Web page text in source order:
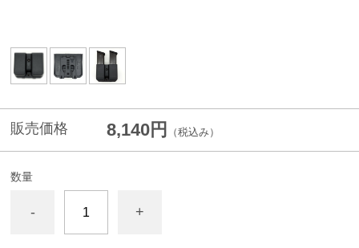
販売価格 8,140円 （税込み）
数量
- +